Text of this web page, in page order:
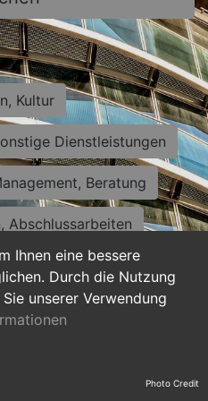
Ihnen eine bessere
Durch die Nutzung
unserer Verwendung
Kultur
Dienstleistungen
Beratung
Abschlussarbeiten
Sekretariat
Ausbildung Photo Credit